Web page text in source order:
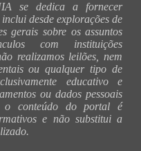
se dedica a fornecer
desde explorações de
gerais sobre os assuntos
com instituições
realizamos leilões, nem
ou qualquer tipo de
educativo e
ou dados pessoais
o conteúdo do portal é
e não substitui a